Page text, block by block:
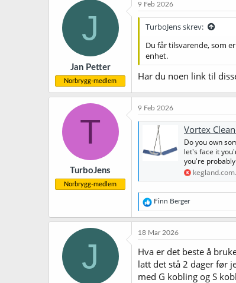
J
Jan Petter
Norbrygg-medlem
9 Feb 2026
TurboJens skrev:
Du får tilsvarende, som
enhet.
Har du noen link til
T
TurboJens
Norbrygg-medlem
9 Feb 2026
Vortex
Do you own
let's face it
you're
R
e
a
k
o
n
e
Finn Berger
J
18 Mar 2026
Hva er det beste å
latt det stå 2 dager før
med G kobling og S